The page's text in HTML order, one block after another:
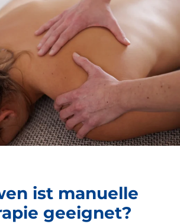
ist manuelle
geeignet?